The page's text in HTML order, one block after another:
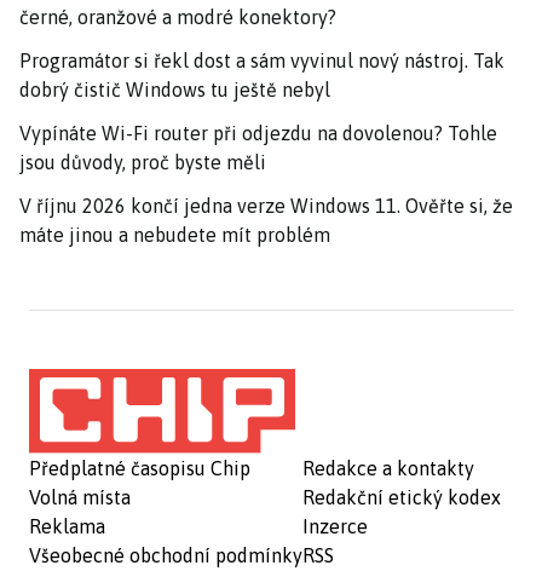
černé, oranžové a modré konektory?
Programátor si řekl dost a sám vyvinul nový nástroj. Tak
dobrý čistič Windows tu ještě nebyl
Vypínáte Wi-Fi router při odjezdu na dovolenou? Tohle
jsou důvody, proč byste měli
V říjnu 2026 končí jedna verze Windows 11. Ověřte si, že
máte jinou a nebudete mít problém
Předplatné časopisu Chip
Volná místa
Reklama
Všeobecné obchodní podmínky
Redakce a kontakty
Redakční etický kodex
Inzerce
RSS